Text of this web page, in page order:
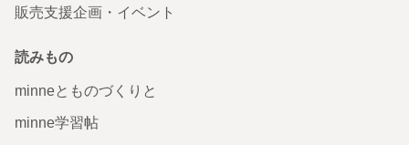
販売支援企画・イベント
読みもの
minneとものづくりと
minne学習帖